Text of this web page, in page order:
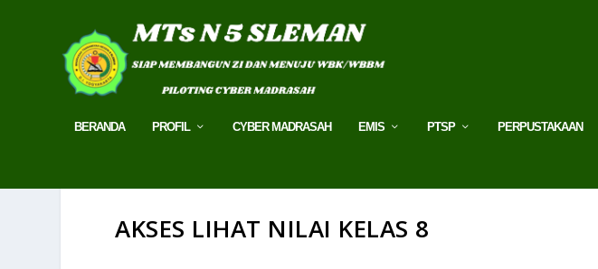
BERANDA PROFIL CYBER MADRASAH EMIS PTSP PERPUSTAKAAN
AKSES LIHAT NILAI KELAS 8